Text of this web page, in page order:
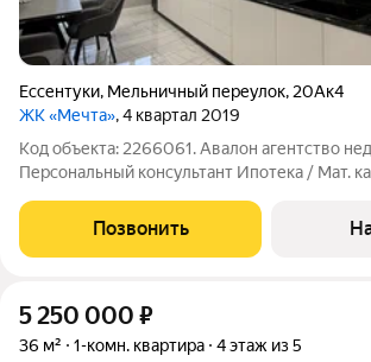
Ессентуки, Мельничный переулок, 20Ак4
ЖК «Мечта», 4 квартал 2019
Код объекта: 2266061. Авалон агентство
Персональный консультант Ипотека / Мат.
счастливой жизни. Квартира с новым
в средине дома. Планировка
Позвонить
5 250 000 ₽
36 м² 1-комн. квартира 4 этаж из 5